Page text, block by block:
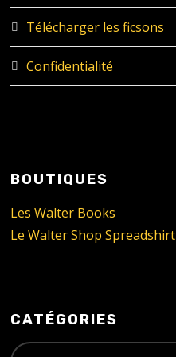
Télécharger les ficsons
Confidentialité
BOUTIQUES
Les Walter Books
Le Walter Shop Spreadshirt
CATÉGORIES